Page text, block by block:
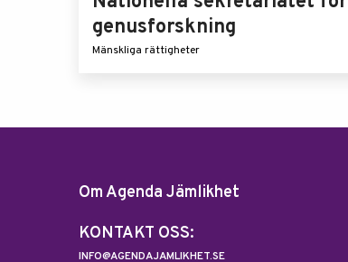
genusforskning
Mänskliga rättigheter
Om Agenda Jämlikhet
KONTAKT OSS:
INFO@AGENDAJAMLIKHET.SE